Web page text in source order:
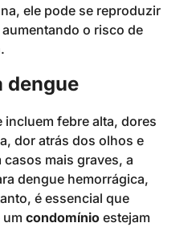
ele pode se reproduzir
o risco de
dengue
incluem febre alta, dores
dor atrás dos olhos e
mais graves, a
dengue hemorrágica,
é essencial que
condomínio estejam